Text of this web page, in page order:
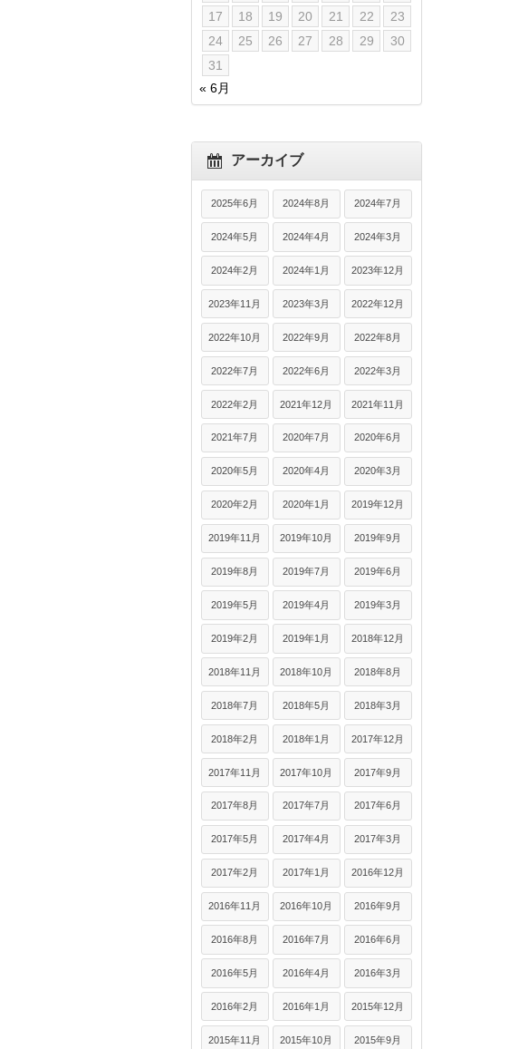
17
18 19 20 21 22
23
24
25 26 27 28 29
30
31
« 6月
アーカイブ
2025年6月 2024年8月 2024年7月
2024年5月 2024年4月 2024年3月
2024年2月 2024年1月 2023年12月
2023年11月 2023年3月 2022年12月
2022年10月 2022年9月 2022年8月
2022年7月 2022年6月 2022年3月
2022年2月 2021年12月 2021年11月
2021年7月 2020年7月 2020年6月
2020年5月 2020年4月 2020年3月
2020年2月 2020年1月 2019年12月
2019年11月 2019年10月 2019年9月
2019年8月 2019年7月 2019年6月
2019年5月 2019年4月 2019年3月
2019年2月 2019年1月 2018年12月
2018年11月 2018年10月 2018年8月
2018年7月 2018年5月 2018年3月
2018年2月 2018年1月 2017年12月
2017年11月 2017年10月 2017年9月
2017年8月 2017年7月 2017年6月
2017年5月 2017年4月 2017年3月
2017年2月 2017年1月 2016年12月
2016年11月 2016年10月 2016年9月
2016年8月 2016年7月 2016年6月
2016年5月 2016年4月 2016年3月
2016年2月 2016年1月 2015年12月
2015年11月 2015年10月 2015年9月